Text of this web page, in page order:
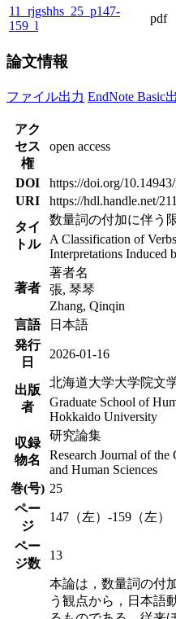
11_rjgshhs_25_p147-
159_l
pdf
論文情報
ファイル出力 EndNote Basic
アク
セス
権
open access
DOI
https://doi.org/
URI
https://hdl.handle.net/
タイ
トル
数量詞の付加に伴う
A Classification of
Interpretations Induced
著者
著者名
張, 琴琴
Zhang, Qinqin
言語
日本語
発行
日
2026-01-16
出版
者
北海道大学大学院文
Graduate School of
Hokkaido University
収録
物名
研究論集
Research Journal of
and Human Sciences
巻(号) 25
ペー
ジ
147（左）-159（左）
ペー
ジ数
13
本論は，数量詞の付
う観点から，日本語